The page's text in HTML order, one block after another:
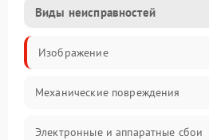
Виды неисправностей
Изображение
Механические повреждения
Электронные и аппаратные сбои